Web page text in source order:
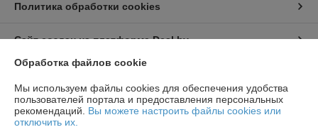
Политика обработки cookies
Сайт создан на платформе Deal.by
Информация для покупателя
Юридическое лицо:ООО "ТД Ювента"
БЦ "S-UNION" Минский р-н, д. Большое Стиклево, 40/2 9 этаж каб.92А
Обработка файлов cookie
Мы используем файлы cookies для обеспечения удобства
пользователей портала и предоставления персональных
рекомендаций. Вы можете настроить файлы cookies или
отключить их.